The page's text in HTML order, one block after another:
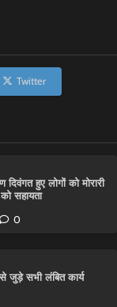
Twitter
हुए लोगों को मोरारी
सहायता
0
जुड़े सभी लंबित कार्य